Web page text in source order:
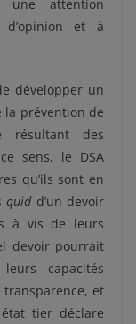
une attention
et à
développer un
la prévention de
résultant des
sens, le DSA
qu’ils sont en
quid d’un devoir
à vis de leurs
devoir pourrait
capacités
transparence, et
tier déclare